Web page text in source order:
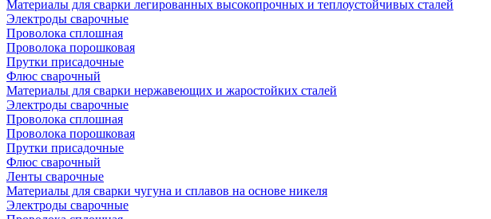
Материалы для сварки легированных высокопрочных и теплоустойчивых сталей
Электроды сварочные
Проволока сплошная
Проволока порошковая
Прутки присадочные
Флюс сварочный
Материалы для сварки нержавеющих и жаростойких сталей
Электроды сварочные
Проволока сплошная
Проволока порошковая
Прутки присадочные
Флюс сварочный
Ленты сварочные
Материалы для сварки чугуна и сплавов на основе никеля
Электроды сварочные